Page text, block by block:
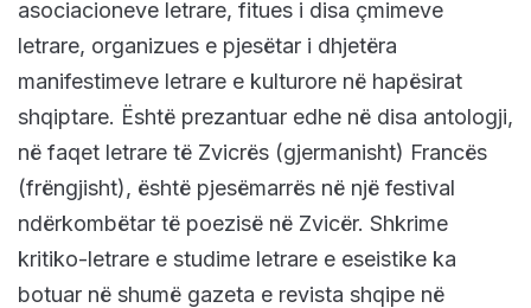
asociacioneve letrare, fitues i disa çmimeve
letrare, organizues e pjesëtar i dhjetëra
manifestimeve letrare e kulturore në hapësirat
shqiptare. Është prezantuar edhe në disa antologji,
në faqet letrare të Zvicrës (gjermanisht) Francës
(frëngjisht), është pjesëmarrës në një festival
ndërkombëtar të poezisë në Zvicër. Shkrime
kritiko-letrare e studime letrare e eseistike ka
botuar në shumë gazeta e revista shqipe në